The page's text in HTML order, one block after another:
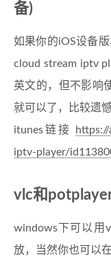
备)
如果你的iOS设备
cloud stream iptv
英文的，但不影响
就可以了，比较遗
itunes链接
iptv-player/
vlc和
windows下可以用
放，当然你也可以